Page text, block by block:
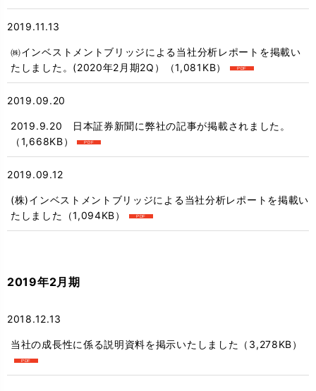
2019.11.13
㈱インベストメントブリッジによる当社分析レポートを掲載い
たしました。(2020年2月期2Q）
（1,081KB）
2019.09.20
2019.9.20 日本証券新聞に弊社の記事が掲載されました。
（1,668KB）
2019.09.12
(株)インベストメントブリッジによる当社分析レポートを掲載い
たしました （1,094KB）
2019年2月期
2018.12.13
当社の成長性に係る説明資料を掲示いたしました （3,278KB）